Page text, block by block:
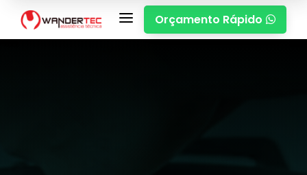
a Orçamento Rápido 